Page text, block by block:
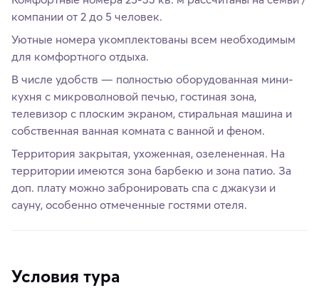
компании от 2 до 5 человек.
Уютные номера укомплектованы всем необходимым
для комфортного отдыха.
В числе удобств — полностью оборудованная мини-
кухня с микроволновой печью, гостиная зона,
телевизор с плоским экраном, стиральная машина и
собственная ванная комната с ванной и феном.
Территория закрытая, ухоженная, озелененная. На
территории имеются зона барбекю и зона патио. За
доп. плату можно забронировать спа с джакузи и
сауну, особенно отмеченные гостями отеля.
Условия тура